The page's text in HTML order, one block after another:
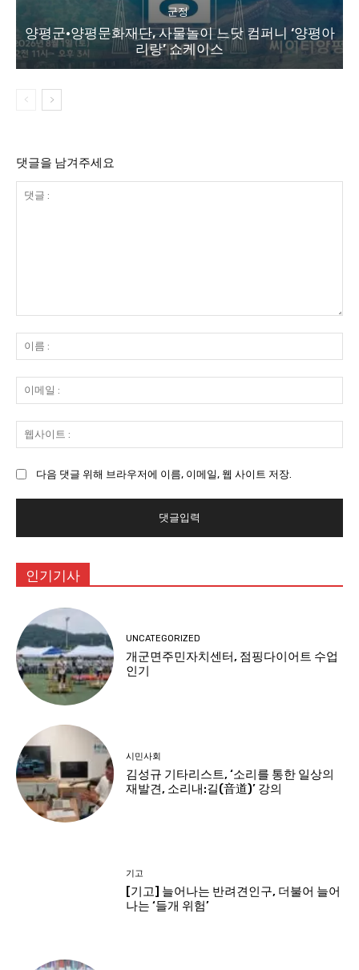
군정
양평군·양평문화재단, 사물놀이 느닷 컴퍼니 ‘양평아
리랑’ 쇼케이스
댓글을 남겨주세요
:
름
:
메
일
사
:
다음 댓글 위해 브라우저에 이름, 이메일, 웹 사이트 저장.
인기기사
UNCATEGORIZED
개군면주민자치센터, 점핑다이어트 수업
인기
시민사회
김성규 기타리스트, ‘소리를 통한 일상의
재발견, 소리내:길(音道)’ 강의
기고
[기고] 늘어나는 반려견인구, 더불어 늘어
나는 ‘들개 위험’